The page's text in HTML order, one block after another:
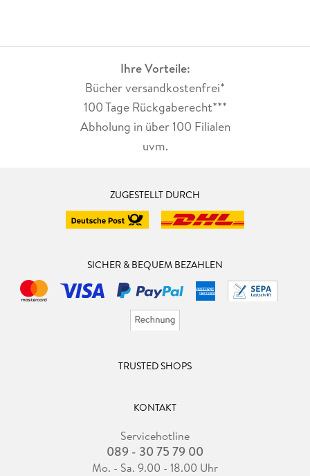
Ihre Vorteile:
Bücher versandkostenfrei*
100 Tage Rückgaberecht***
Abholung in über 100 Filialen
uvm.
ZUGESTELLT DURCH
SICHER & BEQUEM BEZAHLEN
TRUSTED SHOPS
KONTAKT
Servicehotline
089 - 30 75 79 00
Mo. - Sa. 9.00 - 18.00 Uhr